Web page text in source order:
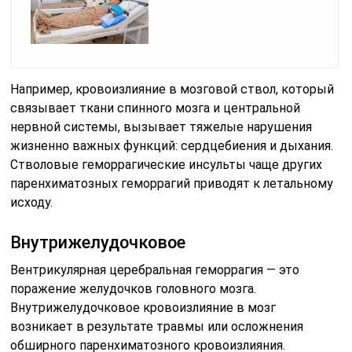
Например, кровоизлияние в мозговой ствол, который
связывает ткани спинного мозга и центральной
нервной системы, вызывает тяжелые нарушения
жизненно важных функций: сердцебиения и дыхания.
Стволовые геморрагические инсульты чаще других
паренхиматозных геморрагий приводят к летальному
исходу.
Внутрижелудочковое
Вентрикулярная церебральная геморрагия — это
поражение желудочков головного мозга.
Внутрижелудочковое кровоизлияние в мозг
возникает в результате травмы или осложнения
обширного паренхиматозного кровоизлияния.